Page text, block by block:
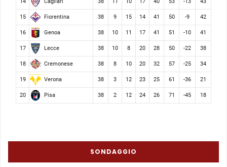
14 Cagliari 38 11 10 17 40 53 -13 43
15 Fiorentina 38 9 15 14 41 50 -9 42
16 Genoa 38 10 11 17 41 51 -10 41
17 Lecce 38 10 8 20 28 50 -22 38
18 Cremonese 38 8 10 20 32 57 -25 34
19 Verona 38 3 12 23 25 61 -36 21
20 Pisa 38 2 12 24 26 71 -45 18
SONDAGGIO